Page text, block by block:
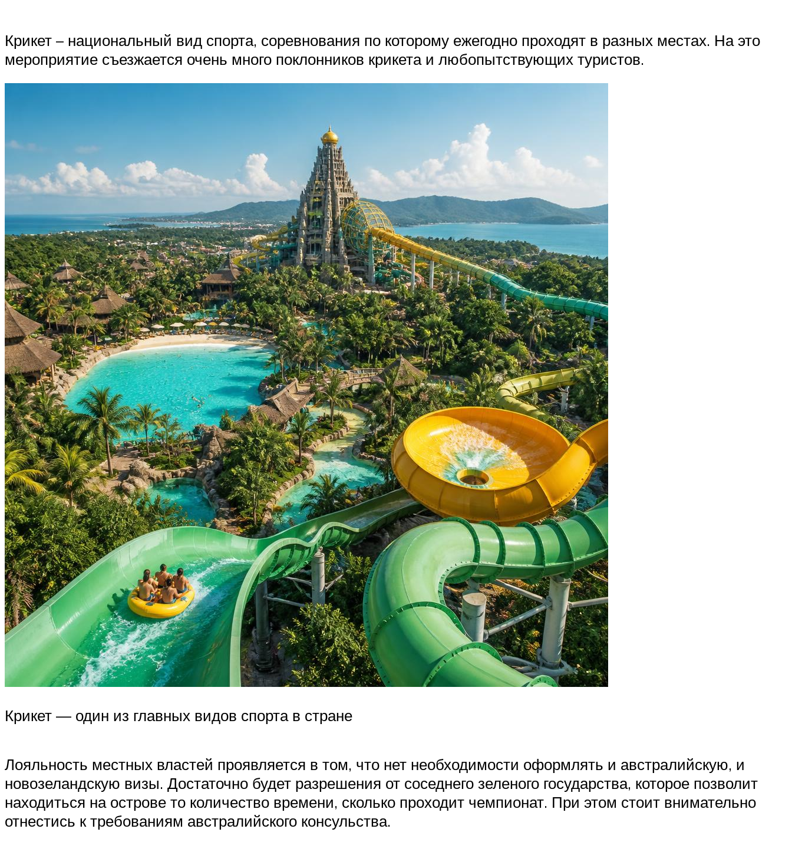
Крикет – национальный вид спорта, соревнования по которому ежегодно проходят в разных местах. На это
мероприятие съезжается очень много поклонников крикета и любопытствующих туристов.
Крикет — один из главных видов спорта в стране
Лояльность местных властей проявляется в том, что нет необходимости оформлять и австралийскую, и
новозеландскую визы. Достаточно будет разрешения от соседнего зеленого государства, которое позволит
находиться на острове то количество времени, сколько проходит чемпионат. При этом стоит внимательно
отнестись к требованиям австралийского консульства.